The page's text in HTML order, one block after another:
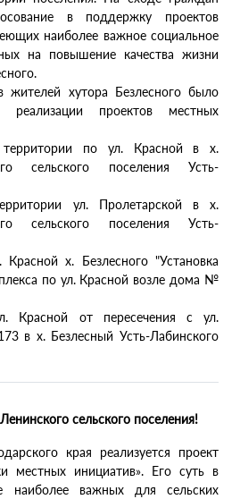
в поддержку проектов
наиболее важное социальное
на повышение качества жизни
жителей хутора Безлесного было
проектов местных
территории по ул. Красной в х.
сельского поселения Усть-
ул. Пролетарской в х.
сельского поселения Усть-
Красной х. Безлесного "Установка
по ул. Красной возле дома №
Красной от пересечения с ул.
в х. Безлесный Усть-Лабинского
сельского поселения!
края реализуется проект
местных инициатив». Его суть в
важных для сельских